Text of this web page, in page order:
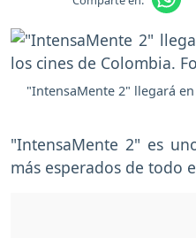
"IntensaMente 2" llegará
"IntensaMente 2" es
más esperados de todo